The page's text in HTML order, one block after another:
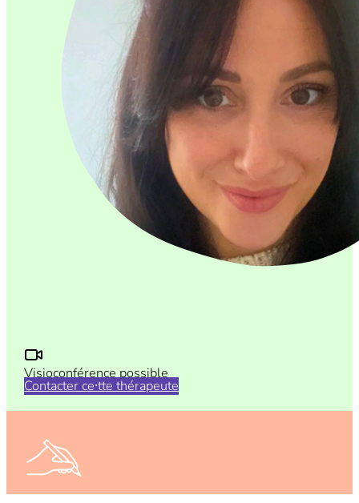
Visioconférence possible
Contacter ce⸱tte thérapeute